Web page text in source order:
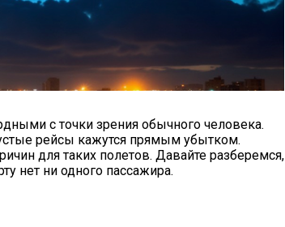
с точки зрения обычного человека.
рейсы кажутся прямым убытком.
для таких полетов. Давайте разберемся,
нет ни одного пассажира.